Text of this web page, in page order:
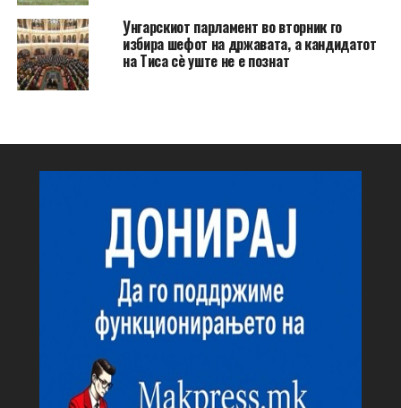
Унгарскиот парламент во вторник го
избира шефот на државата, а кандидатот
на Тиса сè уште не е познат